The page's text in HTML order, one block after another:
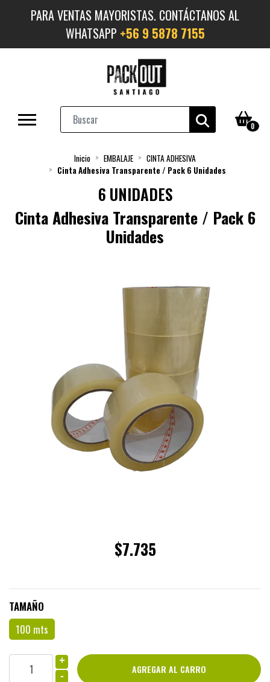
PARA VENTAS MAYORISTAS. CONTÁCTANOS AL
WHATSAPP +56 9 5878 7155
0
Inicio EMBALAJE
CINTA ADHESIVA
Cinta Adhesiva Transparente / Pack 6 Unidades
6 UNIDADES
Cinta Adhesiva Transparente / Pack 6
Unidades
$7.735
TAMAÑO
100 mts
+
-